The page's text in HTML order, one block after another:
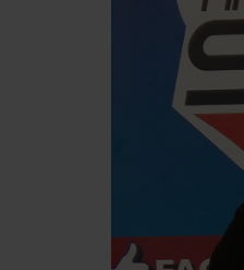
LE T'CHAT DES AUDITEURS